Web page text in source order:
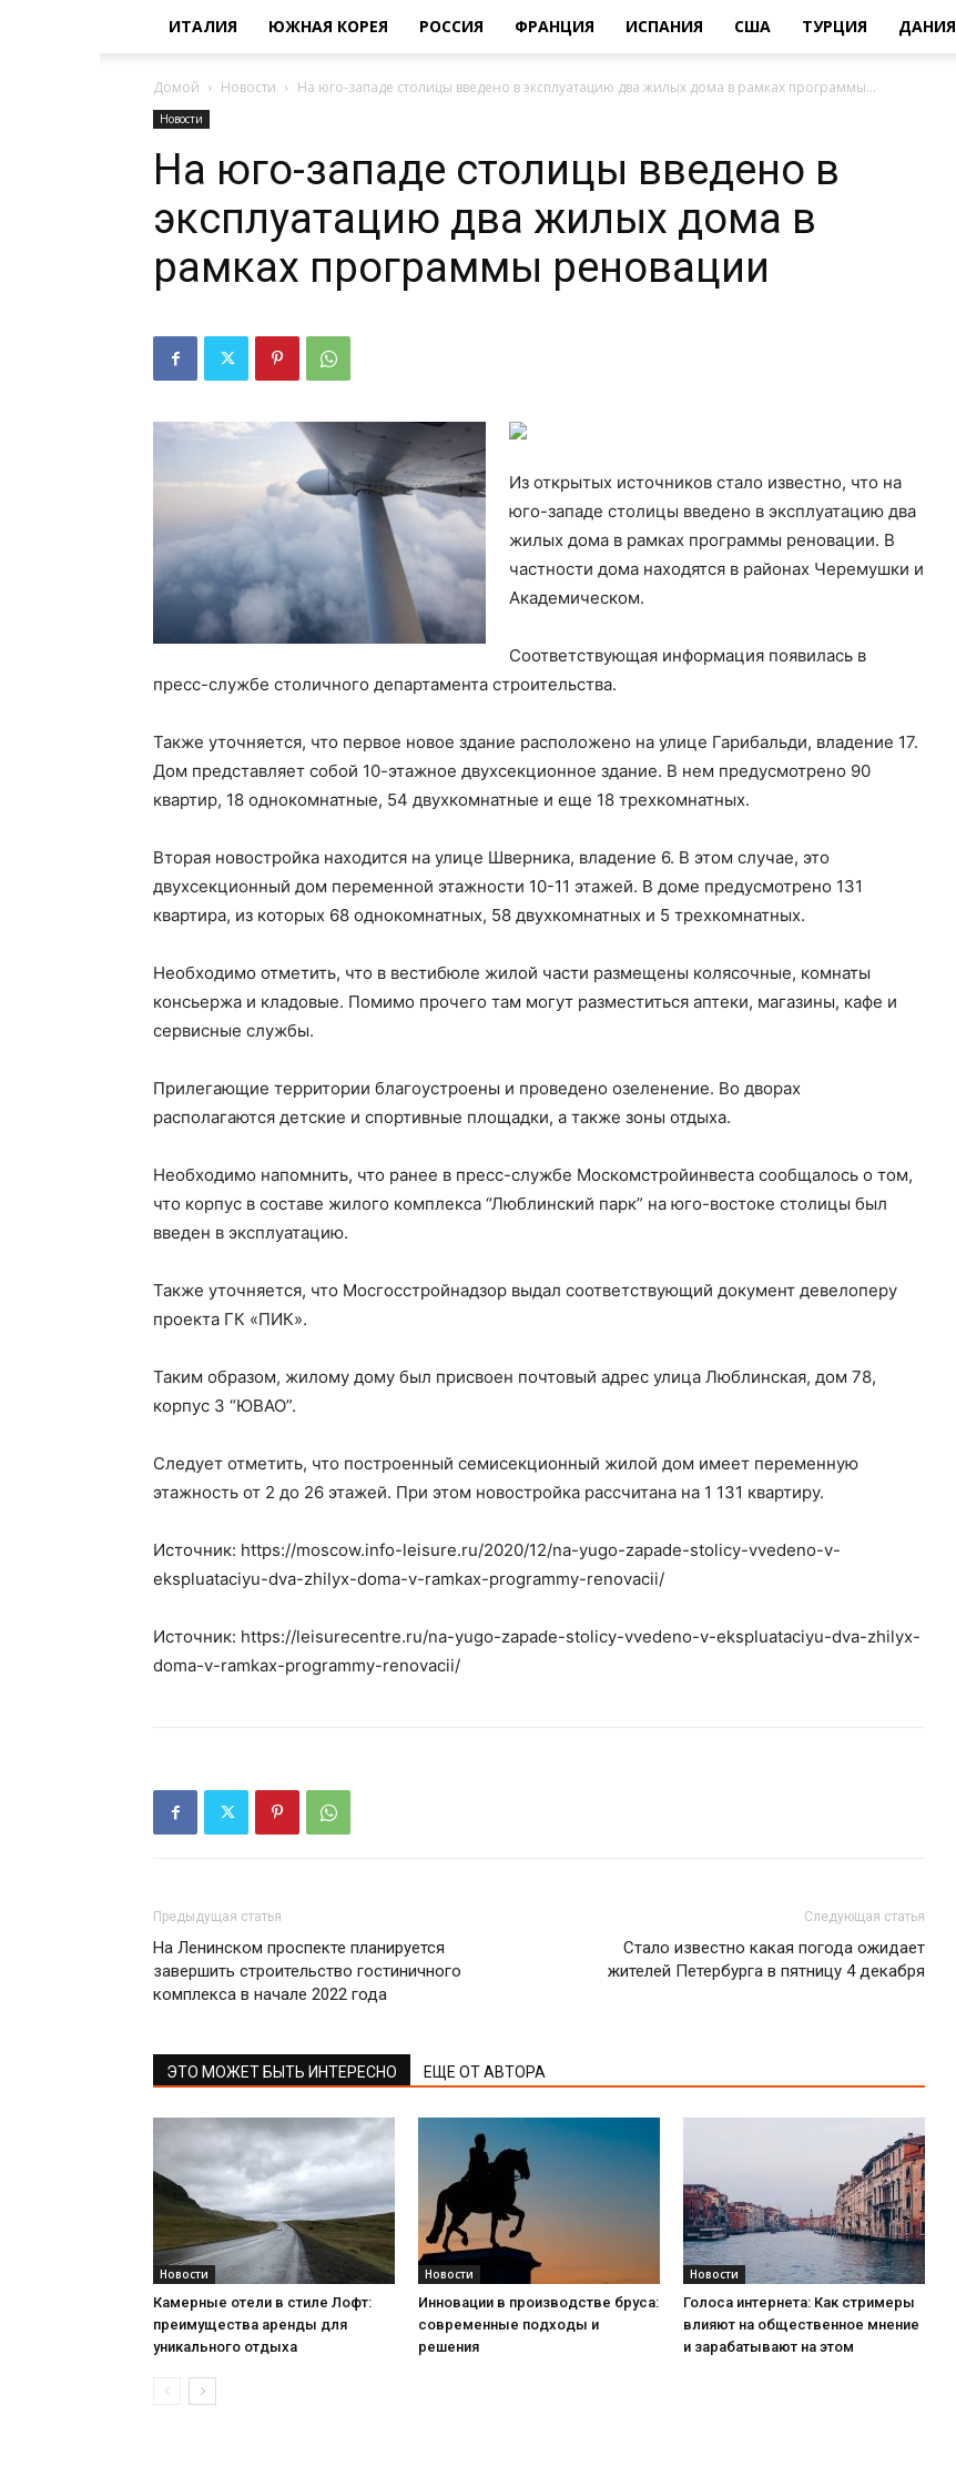
ИТАЛИЯ ЮЖНАЯ КОРЕЯ РОССИЯ ФРАНЦИЯ ИСПАНИЯ США ТУРЦИЯ ДАНИЯ
Домой Новости На юго-западе столицы введено в эксплуатацию два жилых дома в рамках программы...
Новости
На юго-западе столицы введено в
эксплуатацию два жилых дома в
рамках программы реновации
Из открытых источников стало известно, что на
юго-западе столицы введено в эксплуатацию два
жилых дома в рамках программы реновации. В
частности дома находятся в районах Черемушки и
Академическом.
Соответствующая информация появилась в
пресс-службе столичного департамента строительства.
Также уточняется, что первое новое здание расположено на улице Гарибальди, владение 17.
Дом представляет собой 10-этажное двухсекционное здание. В нем предусмотрено 90
квартир, 18 однокомнатные, 54 двухкомнатные и еще 18 трехкомнатных.
Вторая новостройка находится на улице Шверника, владение 6. В этом случае, это
двухсекционный дом переменной этажности 10-11 этажей. В доме предусмотрено 131
квартира, из которых 68 однокомнатных, 58 двухкомнатных и 5 трехкомнатных.
Необходимо отметить, что в вестибюле жилой части размещены колясочные, комнаты
консьержа и кладовые. Помимо прочего там могут разместиться аптеки, магазины, кафе и
сервисные службы.
Прилегающие территории благоустроены и проведено озеленение. Во дворах
располагаются детские и спортивные площадки, а также зоны отдыха.
Необходимо напомнить, что ранее в пресс-службе Москомстройинвеста сообщалось о том,
что корпус в составе жилого комплекса “Люблинский парк” на юго-востоке столицы был
введен в эксплуатацию.
Также уточняется, что Мосгосстройнадзор выдал соответствующий документ девелоперу
проекта ГК «ПИК».
Таким образом, жилому дому был присвоен почтовый адрес улица Люблинская, дом 78,
корпус 3 “ЮВАО”.
Следует отметить, что построенный семисекционный жилой дом имеет переменную
этажность от 2 до 26 этажей. При этом новостройка рассчитана на 1 131 квартиру.
Источник: https://moscow.info-leisure.ru/2020/12/na-yugo-zapade-stolicy-vvedeno-v-
ekspluataciyu-dva-zhilyx-doma-v-ramkax-programmy-renovacii/
Источник: https://leisurecentre.ru/na-yugo-zapade-stolicy-vvedeno-v-ekspluataciyu-dva-zhilyx-
doma-v-ramkax-programmy-renovacii/
Предыдущая статья
На Ленинском проспекте планируется
завершить строительство гостиничного
комплекса в начале 2022 года
Следующая статья
Стало известно какая погода ожидает
жителей Петербурга в пятницу 4 декабря
ЭТО МОЖЕТ БЫТЬ ИНТЕРЕСНО ЕЩЕ ОТ АВТОРА
Новости
Камерные отели в стиле Лофт:
преимущества аренды для
уникального отдыха
Новости
Инновации в производстве бруса:
современные подходы и
решения
Новости
Голоса интернета: Как стримеры
влияют на общественное мнение
и зарабатывают на этом